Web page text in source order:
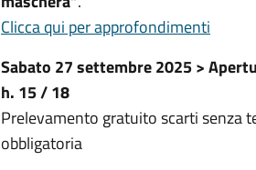
Clicca qui per approfondimenti
Sabato 27 settembre 2025 >
h. 15 / 18
Prelevamento gratuito scarti senza
obbligatoria